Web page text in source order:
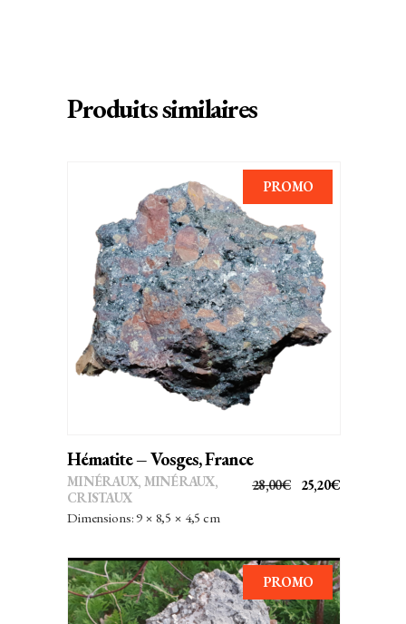
Produits similaires
PROMO
AJOUTER AU PANIER
Hématite – Vosges, France
28,00€
LE
ÉTAIT :
28,00€.
25,20€LE
EST :
25,20€.
MINÉRAUX, MINÉRAUX,
CRISTAUX
Dimensions: 9 × 8,5 × 4,5 cm
PROMO